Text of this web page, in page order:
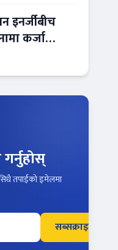
इनर्जीबीच
कर्जा
तपाईंको इमेलमा
सब्सक्राइब